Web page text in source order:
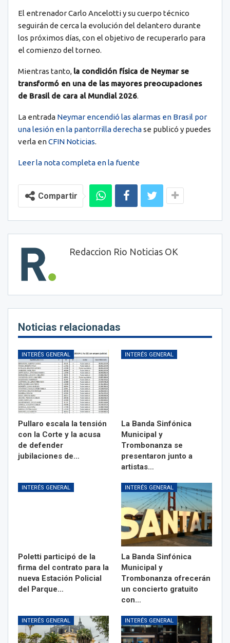
El entrenador Carlo Ancelotti y su cuerpo técnico
seguirán de cerca la evolución del delantero durante
los próximos días, con el objetivo de recuperarlo para
el comienzo del torneo.
Mientras tanto, la condición física de Neymar se
transformó en una de las mayores preocupaciones
de Brasil de cara al Mundial 2026.
La entrada Neymar encendió las alarmas en Brasil por
una lesión en la pantorrilla derechase publicó y puedes
verla enCFIN Noticias.
Leer la nota completa en la fuente
Compartir
Redaccion Rio Noticias OK
Noticias relacionadas
INTERÉS GENERAL
Pullaro escala la tensión
con la Corte y la acusa
de defender
jubilaciones de…
INTERÉS GENERAL
La Banda Sinfónica
Municipal y
Trombonanza se
presentaron junto a
artistas…
INTERÉS GENERAL
Poletti participó de la
firma del contrato para la
nueva Estación Policial
del Parque…
INTERÉS GENERAL
La Banda Sinfónica
Municipal y
Trombonanza ofrecerán
un concierto gratuito
con…
INTERÉS GENERAL INTERÉS GENERAL